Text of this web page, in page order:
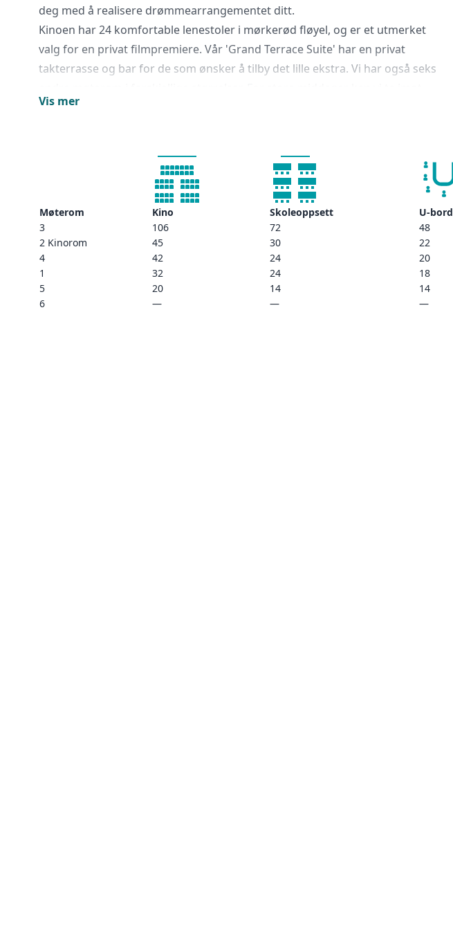
deg med å realisere drømmearrangementet ditt.
Kinoen har 24 komfortable lenestoler i mørkerød fløyel, og er et utmerket
valg for en privat filmpremiere. Vår 'Grand Terrace Suite' har en privat
takterrasse og bar for de som ønsker å tilby det lille ekstra. Vi har også seks
grupper på opptil 200 personer, med forskjellige oppsett.
bygningen, bor du midt blant grønnsakstorg, kinoer og konserthaller, i
gangavstand fra både sentralstasjonen og trendy Stureplan.
Vis mer
Møterom Kino Skoleoppsett U-bord
3
106 72 48
2 Kinorom
45 30 22
4
42 24 20
1
32 24 18
5
20 14 14
6
— — —